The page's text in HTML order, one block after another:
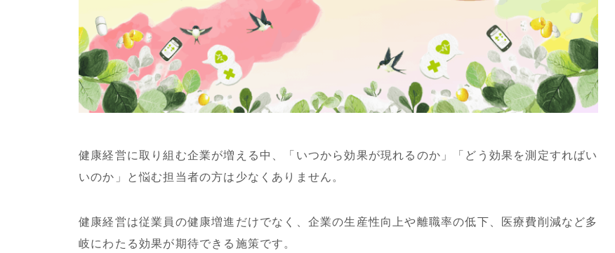
健康経営に取り組む企業が増える中、「いつから効果が現れるのか」「どう効果を測定すればい
いのか」と悩む担当者の方は少なくありません。
健康経営は従業員の健康増進だけでなく、企業の生産性向上や離職率の低下、医療費削減など多
岐にわたる効果が期待できる施策です。